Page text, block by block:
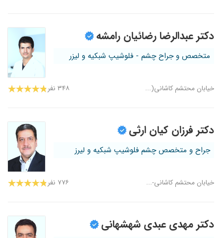
دکتر عبدالرضا رضائیان رامشه
متخصص و جراح چشم - فلوشیپ شبکیه و لیزر
خیابان محتشم کاشانی(... ۳۴۸ نفر
دکتر فرزان کیان ارثی
جراح و متخصص چشم فلوشیپ شبکیه و لیرز
خیابان محتشم کاشانی-... ۷۷۶ نفر
دکتر مهدی عبدی شهشهانی